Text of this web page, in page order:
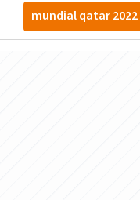
mundial qatar 2022